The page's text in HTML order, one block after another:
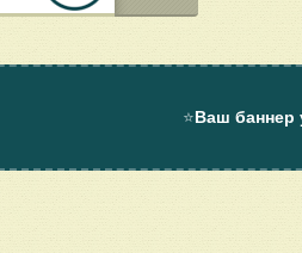
⭐Ваш баннер